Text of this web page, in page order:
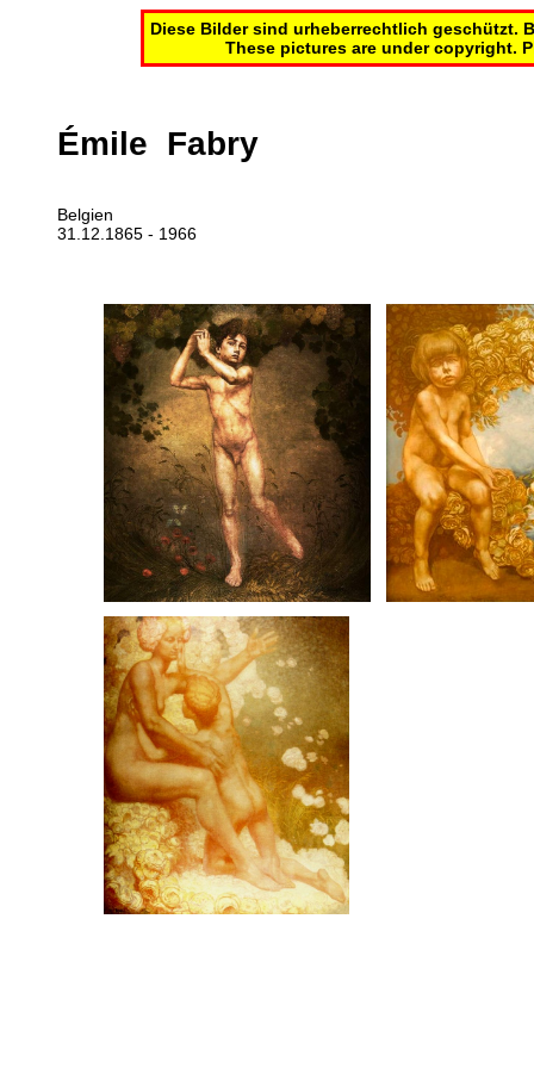
Diese Bilder sind urheberrechtlich geschützt.
These pictures are under copyright.
Émile Fabry
Belgien
31.12.1865 - 1966